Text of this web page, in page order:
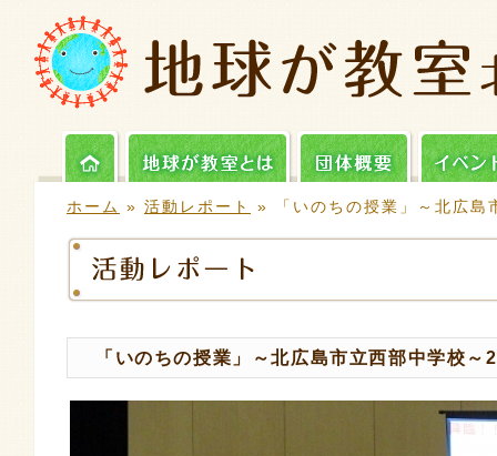
ホーム » 活動レポート » 「いのちの授業」～北広島
「いのちの授業」～北広島市立西部中学校～